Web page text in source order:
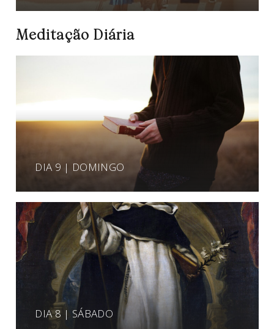
Meditação Diária
DIA 9 | DOMINGO
DIA 8 | SÁBADO